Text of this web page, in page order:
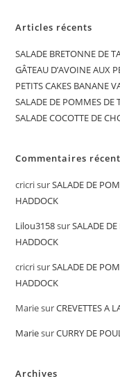
Articles récents
SALADE BRETONNE DE
GÂTEAU D’AVOINE AUX
PETITS CAKES BANANE
SALADE DE POMMES DE
SALADE COCOTTE DE
Commentaires
cricrisurSALADE DE
HADDOCK
Lilou3158surSALADE
HADDOCK
cricrisurSALADE DE
HADDOCK
MariesurCREVETTES A
MariesurCURRY DE
Archives